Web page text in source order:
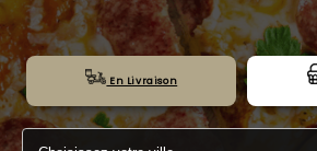
NOTRE RESTAURANT
VOS AVIS
MENTIONS LÉGALES
En Livraison